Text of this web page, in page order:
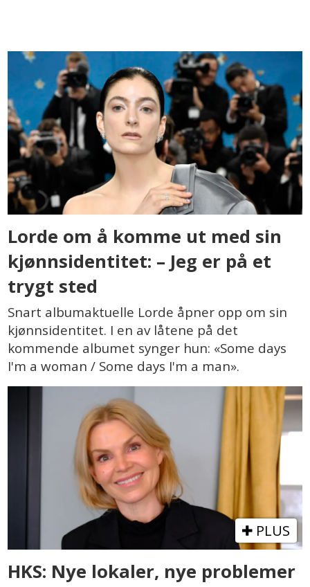
Lorde om å komme ut med sin
kjønnsidentitet: – Jeg er på et
trygt sted
Snart albumaktuelle Lorde åpner opp om sin
kjønnsidentitet. I en av låtene på det
kommende albumet synger hun: «Some days
I'm a woman / Some days I'm a man».
PLUS
HKS: Nye lokaler, nye problemer